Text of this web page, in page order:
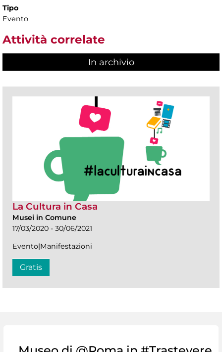
Tipo
Evento
Attività correlate
In archivio
La Cultura in Casa
Musei in Comune
17/03/2020 - 30/06/2021
Evento|Manifestazioni
Gratis